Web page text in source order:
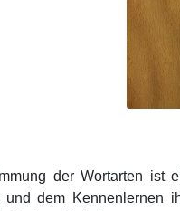
der Wortarten ist
und dem Kennenlernen